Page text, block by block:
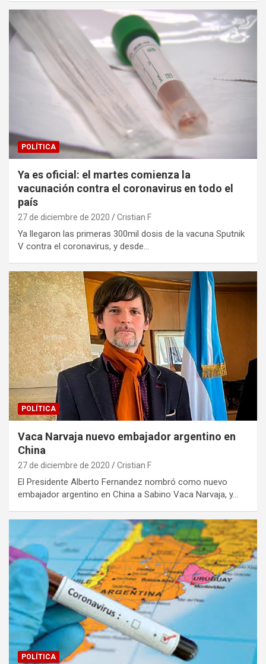
POLÍTICA
Ya es oficial: el martes comienza la
vacunación contra el coronavirus en todo el
país
27 de diciembre de 2020 Cristian F
Ya llegaron las primeras 300mil dosis de la vacuna Sputnik
V contra el coronavirus, y desde…
POLÍTICA
Vaca Narvaja nuevo embajador argentino en
China
27 de diciembre de 2020 Cristian F
El Presidente Alberto Fernandez nombró como nuevo
embajador argentino en China a Sabino Vaca Narvaja, y…
POLÍTICA